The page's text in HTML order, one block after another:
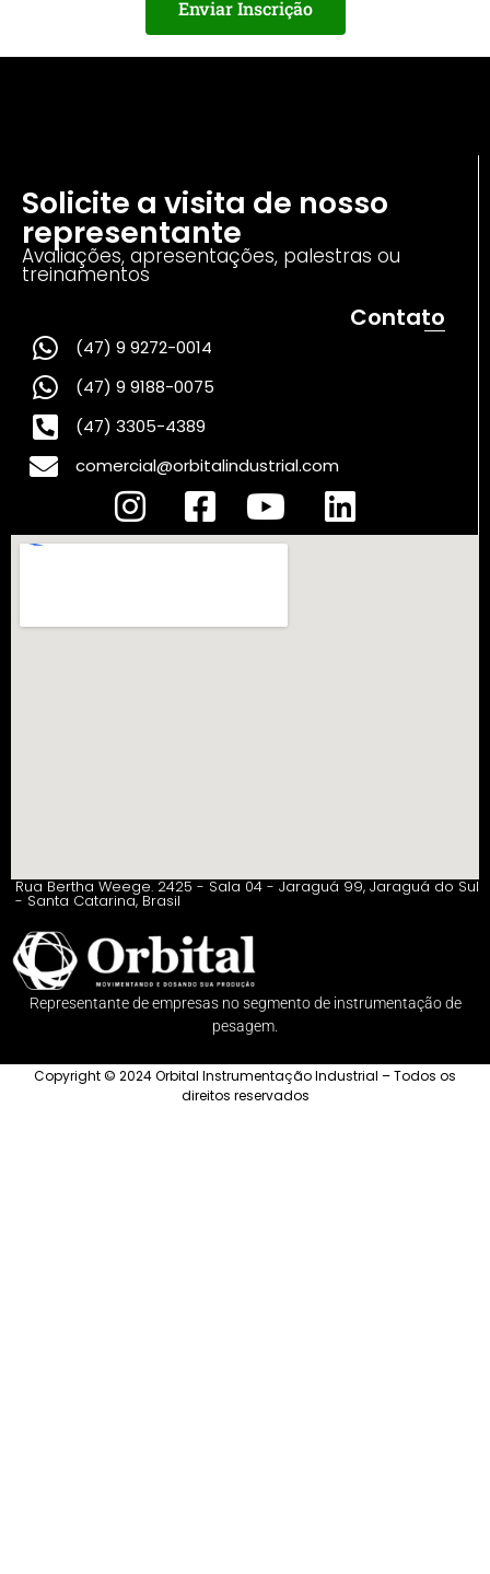
Enviar Inscrição
Solicite a visita de nosso
representante
Avaliações, apresentações, palestras ou
treinamentos
Contato
(47) 9 9272-0014
(47) 9 9188-0075
(47) 3305-4389
comercial@orbitalindustrial.com
Rua Bertha Weege. 2425 - Sala 04 - Jaraguá 99, Jaraguá do Sul
- Santa Catarina, Brasil
Representante de empresas no segmento de instrumentação de
pesagem.
Copyright © 2024 Orbital Instrumentação Industrial – Todos os
direitos reservados